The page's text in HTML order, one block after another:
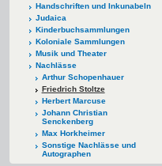
Handschriften und Inkunabeln
Judaica
Kinderbuchsammlungen
Koloniale Sammlungen
Musik und Theater
Nachlässe
Arthur Schopenhauer
Friedrich Stoltze
Herbert Marcuse
Johann Christian
Senckenberg
Max Horkheimer
Sonstige Nachlässe und
Autographen